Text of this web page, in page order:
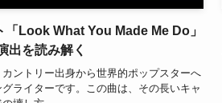
「Look What You Made Me Do」
出を読み解く
ントリー出身から世界的ポップスターへ
ライターです。この曲は、その長いキャ